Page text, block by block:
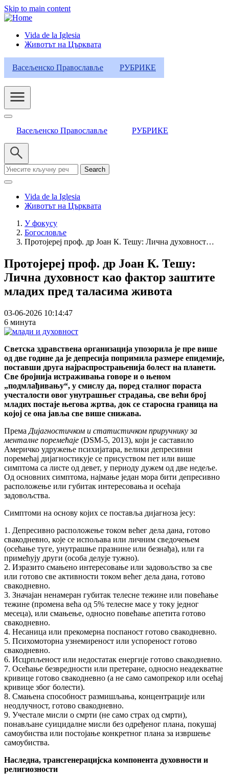
Skip to main content
Header
Category
Menu
Vida de la Iglesia
Животът на Църквата
Васељенско Православље РУБРИКЕ
Васељенско Православље РУБРИКЕ
Search
Vida de la Iglesia
Животът на Църквата
Breadcrumb
У фокусу
Богословље
Протојереј проф. др Јоан К. Тешу: Лична духовност…
Протојереј проф. др Јоан К. Тешу:
Лична духовност као фактор заштите
младих пред таласима живота
03-06-2026 10:14:47
6 минута
Светска здравствена организација упозорила је пре више
од две године да је депресија попримила размере епидемије,
поставши друга најраспрострањенија болест на планети.
Све бројнија истраживања говоре и о њеном
„подмлађивању“, у смислу да, поред сталног пораста
учесталости овог унутрашњег страдања, све већи број
младих постаје његова жртва, док се старосна граница на
којој се она јавља све више снижава.
Према Дијагностичком и статистичком приручнику за
менталне поремећаје (DSM-5, 2013), који је саставило
Америчко удружење психијатара, велики депресивни
поремећај дијагностикује се присуством пет или више
симптома са листе од девет, у периоду дужем од две недеље.
Од основних симптома, најмање један мора бити депресивно
расположење или губитак интересовања и осећаја
задовољства.
Симптоми на основу којих се поставља дијагноза јесу:
1. Депресивно расположење током већег дела дана, готово
свакодневно, које се испољава или личним сведочењем
(осећање туге, унутрашње празнине или безнађа), или га
примећују други (особа делује тужно).
2. Изразито смањено интересовање или задовољство за све
или готово све активности током већег дела дана, готово
свакодневно.
3. Значајан ненамеран губитак телесне тежине или повећање
тежине (промена већа од 5% телесне масе у току једног
месеца), или смањење, односно повећање апетита готово
свакодневно.
4. Несаница или прекомерна поспаност готово свакодневно.
5. Психомоторна узнемиреност или успореност готово
свакодневно.
6. Исцрпљеност или недостатак енергије готово свакодневно.
7. Осећање безвредности или претеране, односно неадекватне
кривице готово свакодневно (а не само самопрекор или осећај
кривице због болести).
8. Смањена способност размишљања, концентрације или
неодлучност, готово свакодневно.
9. Учестале мисли о смрти (не само страх од смрти),
понављане суицидалне мисли без одређеног плана, покушај
самоубиства или постојање конкретног плана за извршење
самоубиства.
Наследна, трансгенерацијска компонента духовности и
религиозности